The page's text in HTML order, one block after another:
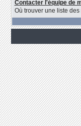
Contacter l'équipe de
Où trouver une liste